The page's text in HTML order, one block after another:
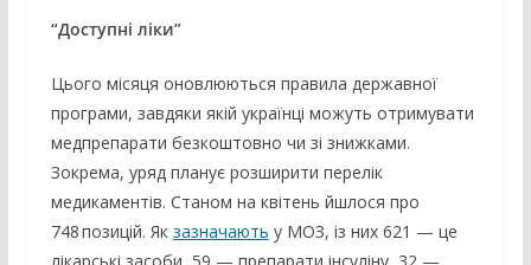
“Доступні ліки”
Цього місяця оновлюються правила державної
програми, завдяки якій українці можуть отримувати
медпрепарати безкоштовно чи зі знижками.
Зокрема, уряд планує розширити перелік
медикаментів. Станом на квітень йшлося про
748 позицій. Як зазначають у МОЗ, із них 621 — це